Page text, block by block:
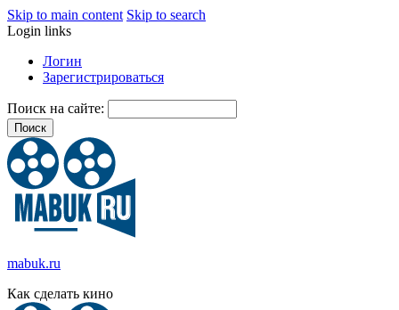
Skip to main content Skip to search
Login links
Логин
Зарегистрироваться
Поиск на сайте:
mabuk.ru
Как сделать кино